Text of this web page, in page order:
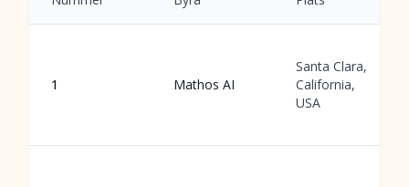
1 Mathos AI
Santa Clara,
California,
USA